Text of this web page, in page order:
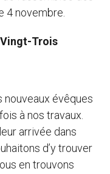
4 novembre.
Vingt-Trois
évêques
à nos travaux.
arrivée dans
d’y trouver
en trouvons